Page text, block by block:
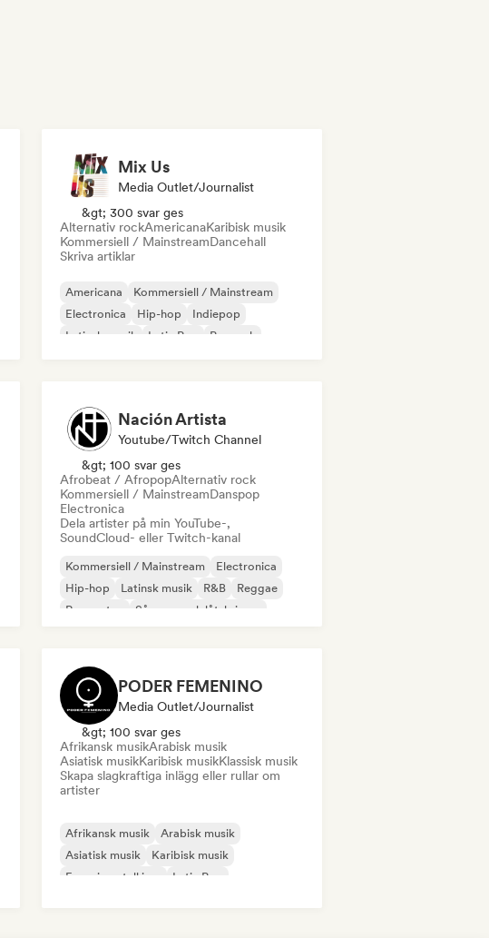
Mix Us
Media Outlet/Journalist
&gt; 300 svar ges
Alternativ rockAmericanaKaribisk musik
Kommersiell / MainstreamDancehall
Skriva artiklar
Americana
Kommersiell / Mainstream
Electronica
Hip-hop
Indiepop
Latinsk musik
Latin Pop Poprock
Nación Artista
Youtube/Twitch Channel
&gt; 100 svar ges
Afrobeat / AfropopAlternativ rock
Kommersiell / MainstreamDanspop
Electronica
Dela artister på min YouTube-,
SoundCloud- eller Twitch-kanal
Kommersiell / Mainstream
Electronica
Hip-hop
Latinsk musik R&B
Reggae
Reggaeton
Sångare och låtskrivare
PODER FEMENINO
Media Outlet/Journalist
&gt; 100 svar ges
Afrikansk musikArabisk musik
Asiatisk musikKaribisk musikKlassisk musik
Skapa slagkraftiga inlägg eller rullar om
artister
Afrikansk musik
Arabisk musik
Asiatisk musik
Karibisk musik
Experimentell jazz
Latin Pop